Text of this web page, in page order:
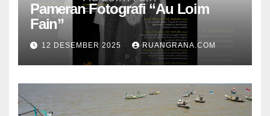
Pameran Fotografi “Au Loim
Fain”
12 DESEMBER 2025 RUANGRANA.COM